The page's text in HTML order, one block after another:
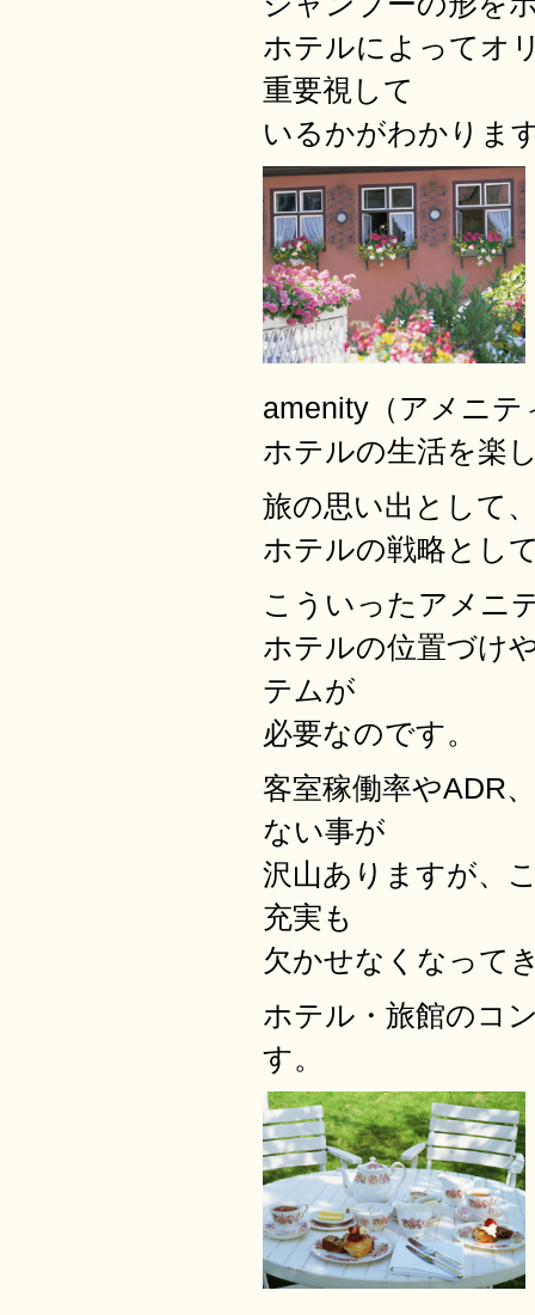
ホテルによってオ
重要視して
いるかがわかりま
amenity（アメニテ
ホテルの生活を楽
旅の思い出として
ホテルの戦略とし
こういったアメニ
ホテルの位置づけ
テムが
必要なのです。
客室稼働率やADR
ない事が
沢山ありますが、
充実も
欠かせなくなって
ホテル・旅館のコ
す。